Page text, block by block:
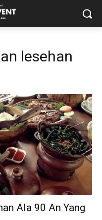
lesehan
Ala 90 An Yang